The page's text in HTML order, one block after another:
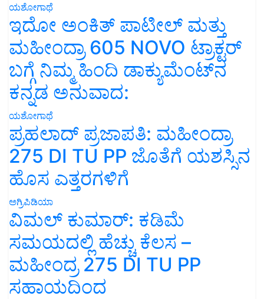
ಯಶೋಗಾಥೆ
ಇದೋ ಅಂಕಿತ್ ಪಾಟೀಲ್ ಮತ್ತು
ಮಹೀಂದ್ರಾ 605 NOVO ಟ್ರಾಕ್ಟರ್
ಬಗ್ಗೆ ನಿಮ್ಮ ಹಿಂದಿ ಡಾಕ್ಯುಮೆಂಟ್‌ನ
ಕನ್ನಡ ಅನುವಾದ:
ಯಶೋಗಾಥೆ
ಪ್ರಹಲಾದ್ ಪ್ರಜಾಪತಿ: ಮಹೀಂದ್ರಾ
275 DI TU PP ಜೊತೆಗೆ ಯಶಸ್ಸಿನ
ಹೊಸ ಎತ್ತರಗಳಿಗೆ
ಅಗ್ರಿಪಿಡಿಯಾ
ವಿಮಲ್ ಕುಮಾರ್: ಕಡಿಮೆ
ಸಮಯದಲ್ಲಿ ಹೆಚ್ಚು ಕೆಲಸ –
ಮಹೀಂದ್ರ 275 DI TU PP
ಸಹಾಯದಿಂದ